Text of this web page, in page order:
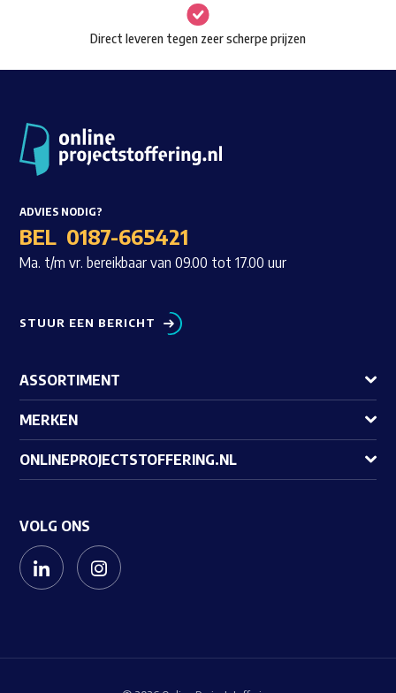
productpagina
Direct leveren tegen zeer scherpe prijzen
ADVIES NODIG?
BEL 0187-665421
Ma. t/m vr. bereikbaar van 09.00 tot 17.00 uur
STUUR EEN BERICHT
ASSORTIMENT
MERKEN
ONLINEPROJECTSTOFFERING.NL
VOLG ONS